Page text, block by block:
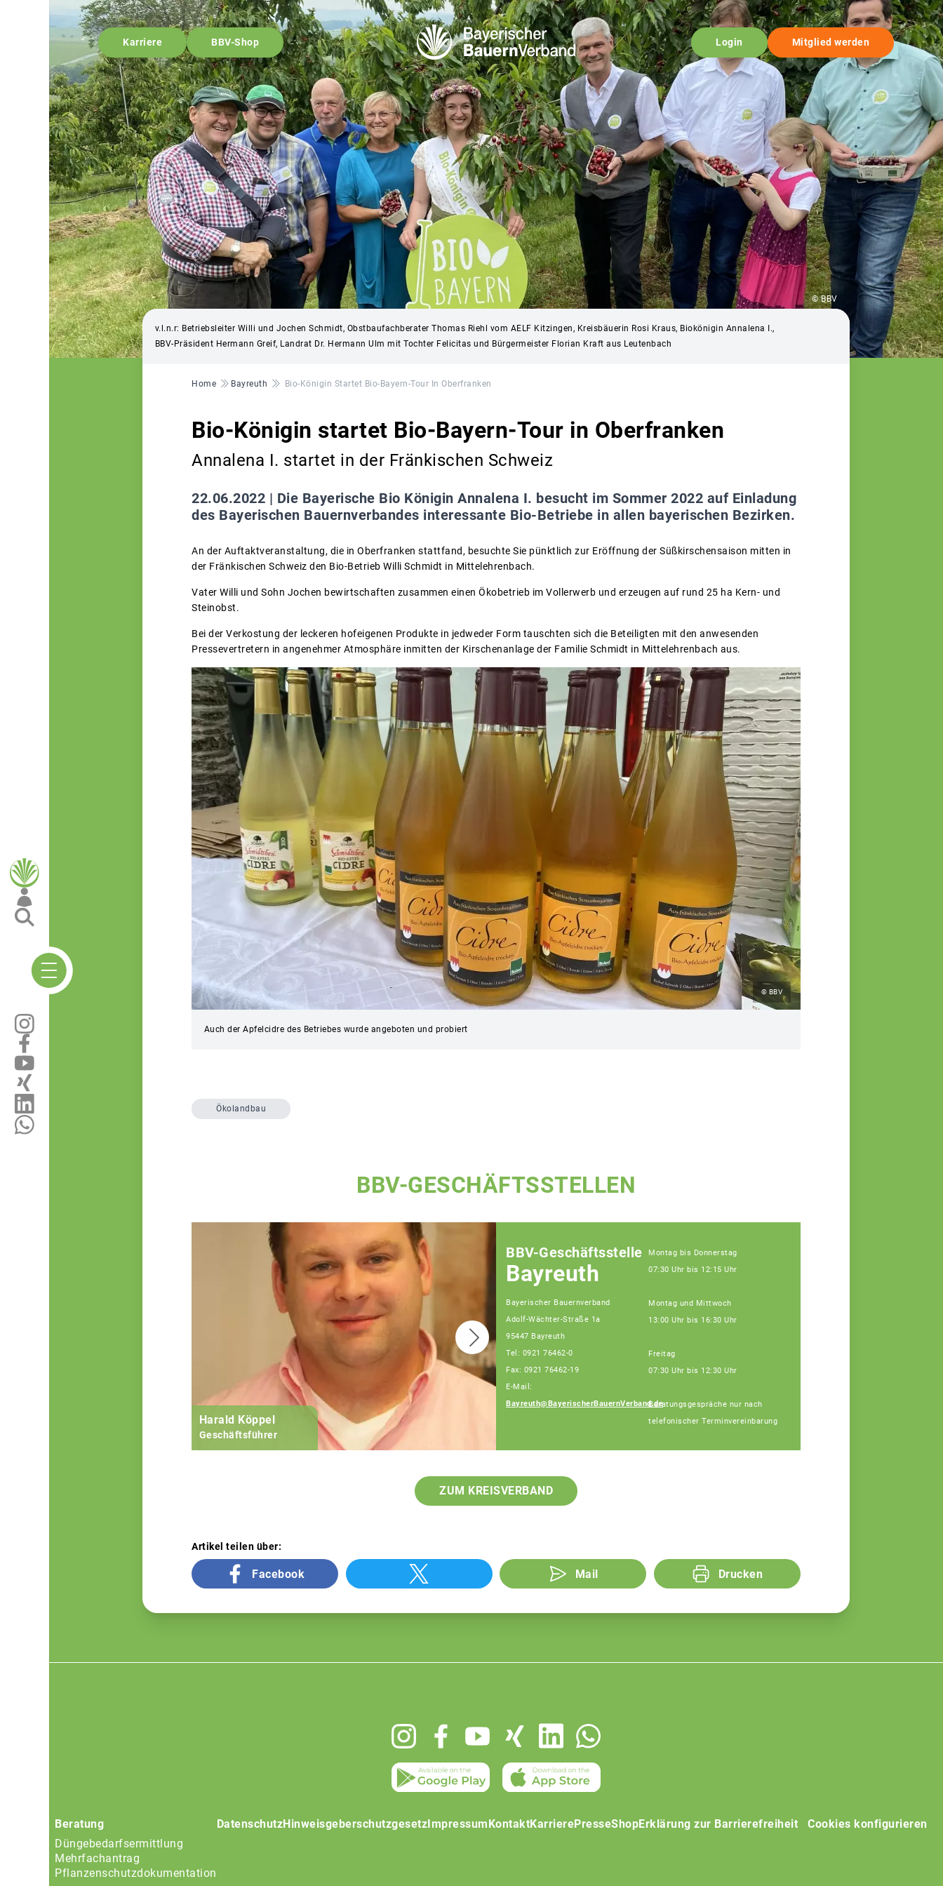
Karriere BBV-Shop Login Mitglied werden
© BBV
v.l.n.r: Betriebsleiter Willi und Jochen Schmidt, Obstbaufachberater Thomas Riehl vom AELF Kitzingen, Kreisbäuerin Rosi Kraus, Biokönigin Annalena I.,
BBV-Präsident Hermann Greif, Landrat Dr. Hermann Ulm mit Tochter Felicitas und Bürgermeister Florian Kraft aus Leutenbach
Pfadnavigation
Home Bayreuth Bio-Königin Startet Bio-Bayern-Tour In Oberfranken
Bio-Königin startet Bio-Bayern-Tour in Oberfranken
Annalena I. startet in der Fränkischen Schweiz
22.06.2022 | Die Bayerische Bio Königin Annalena I. besucht im Sommer 2022 auf Einladung
des Bayerischen Bauernverbandes interessante Bio-Betriebe in allen bayerischen Bezirken.
An der Auftaktveranstaltung, die in Oberfranken stattfand, besuchte Sie pünktlich zur Eröffnung der Süßkirschensaison mitten in
der Fränkischen Schweiz den Bio-Betrieb Willi Schmidt in Mittelehrenbach.
Vater Willi und Sohn Jochen bewirtschaften zusammen einen Ökobetrieb im Vollerwerb und erzeugen auf rund 25 ha Kern- und
Steinobst.
Bei der Verkostung der leckeren hofeigenen Produkte in jedweder Form tauschten sich die Beteiligten mit den anwesenden
Pressevertretern in angenehmer Atmosphäre inmitten der Kirschenanlage der Familie Schmidt in Mittelehrenbach aus.
© BBV
Auch der Apfelcidre des Betriebes wurde angeboten und probiert
Ökolandbau
BBV-GESCHÄFTSSTELLEN
Harald Köppel
Geschäftsführer
BBV-Geschäftsstelle
Bayreuth
Bayerischer Bauernverband
Adolf-Wächter-Straße 1a
95447 Bayreuth
Tel: 0921 76462-0
Fax: 0921 76462-19
E-Mail:
Bayreuth@BayerischerBauernVerband.de
Montag bis Donnerstag
07:30 Uhr bis 12:15 Uhr
Montag und Mittwoch
13:00 Uhr bis 16:30 Uhr
Freitag
07:30 Uhr bis 12:30 Uhr
Beratungsgespräche nur nach
telefonischer Terminvereinbarung
ZUM KREISVERBAND
Artikel teilen über:
Facebook Mail Drucken
Beratung
Düngebedarfsermittlung
Mehrfachantrag
Pflanzenschutzdokumentation
DatenschutzHinweisgeberschutzgesetz Impressum KontaktKarrierePresseShopErklärung zur Barrierefreiheit Cookies konfigurieren